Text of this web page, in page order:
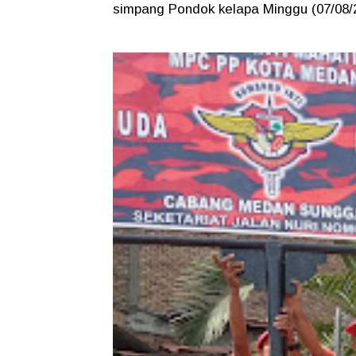
simpang Pondok kelapa Minggu (07/